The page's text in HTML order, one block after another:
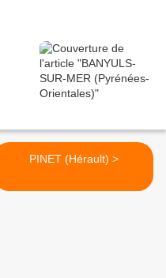
PINET (Hérault) >